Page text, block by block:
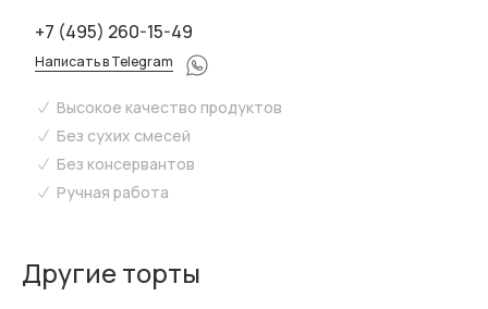
+7 (495) 260-15-49
Написать в Telegram
Высокое качество продуктов
Без сухих смесей
Без консервантов
Ручная работа
Другие торты